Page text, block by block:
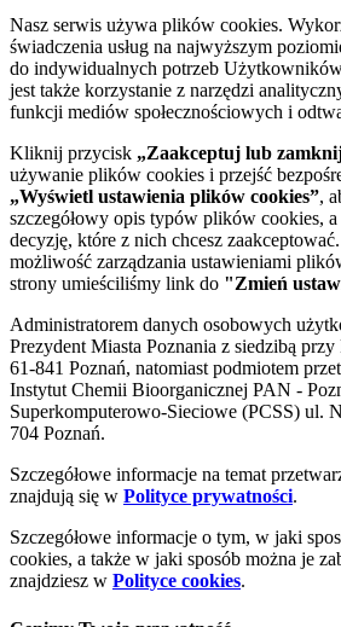
Nasz serwis używa plików cookies.
świadczenia usług na najwyższym
do indywidualnych potrzeb
jest także korzystanie z narzędzi
funkcji mediów społecznościowych i
Kliknij przycisk „Zaakceptuj lub
używanie plików cookies i przejść
„Wyświetl ustawienia plików cookies”,
szczegółowy opis typów plików cookies, a
decyzję, które z nich chcesz
możliwość zarządzania ustawieniami
strony umieściliśmy link do "Zmień
Administratorem danych osobowych
Prezydent Miasta Poznania z siedzibą
61-841 Poznań, natomiast podmiotem
Instytut Chemii Bioorganicznej PAN -
Superkomputerowo-Sieciowe (PCSS) ul.
704 Poznań.
Szczegółowe informacje na temat
znajdują się w Polityce prywatności.
Szczegółowe informacje o tym, w jaki
cookies, a także w jaki sposób można je
znajdziesz w Polityce cookies.